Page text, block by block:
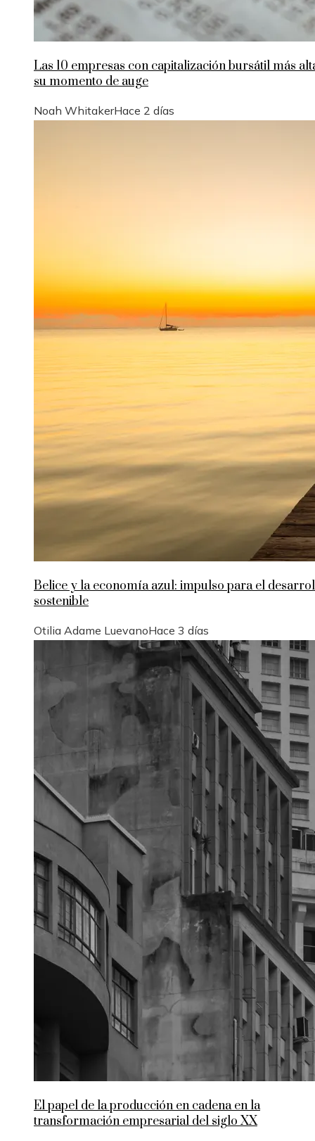
Las 10 empresas con capitalización bursátil más
su momento de auge
Noah WhitakerHace 2 días
Belice y la economía azul: impulso para el
sostenible
Otilia Adame LuevanoHace 3 días
El papel de la producción en cadena en la
transformación empresarial del siglo XX